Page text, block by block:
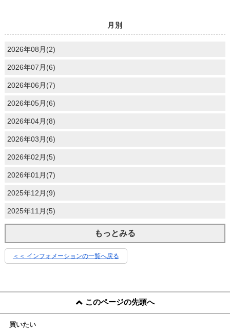
月別
2026年08月(2)
2026年07月(6)
2026年06月(7)
2026年05月(6)
2026年04月(8)
2026年03月(6)
2026年02月(5)
2026年01月(7)
2025年12月(9)
2025年11月(5)
もっとみる
＜＜ インフォメーションの一覧へ戻る
このページの先頭へ
買いたい